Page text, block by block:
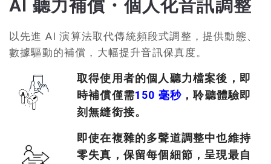
AI 聽力補償・個人化音訊調整
以先進 AI 演算法取代傳統頻段式調整，提供動態、
數據驅動的補償，大幅提升音訊保真度。
取得使用者的個人聽力檔案後，即
時補償僅需150 毫秒 ，聆聽體驗即
刻無縫銜接。
即使在複雜的多聲道調整中也維持
零失真，保留每個細節，呈現最自